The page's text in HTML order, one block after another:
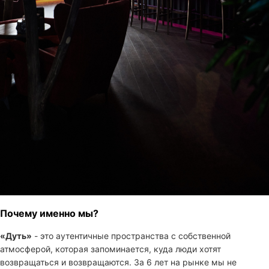
Почему именно мы?
«Дуть» - это аутентичные пространства с собственной
атмосферой, которая запоминается, куда люди хотят
возвращаться и возвращаются. За 6 лет на рынке мы не